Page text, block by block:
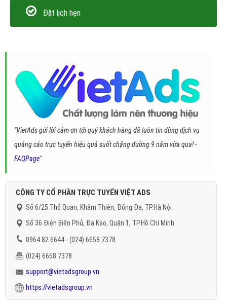
Đặt lịch hẹn
"VietAds gửi lời cảm ơn tới quý khách hàng đã luôn tin dùng dịch vụ
quảng cáo trực tuyến hiệu quả suốt chặng đường 9 năm vừa qua! -
FAQPage"
CÔNG TY CỔ PHẦN TRỰC TUYẾN VIỆT ADS
Số 6/25 Thổ Quan, Khâm Thiên, Đống Đa, TP.Hà Nội
Số 36 Điện Biên Phủ, Đa Kao, Quận 1, TP.Hồ Chí Minh
0964 82 6644 - (024) 6658 7378
(024) 6658 7378
support@vietadsgroup.vn
https://vietadsgroup.vn